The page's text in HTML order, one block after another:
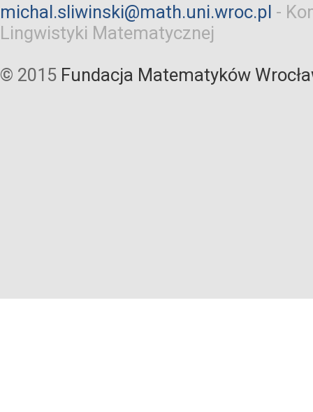
michal.sliwinski@math.uni.wroc.pl -
Lingwistyki Matematycznej
© 2015 Fundacja Matematyków